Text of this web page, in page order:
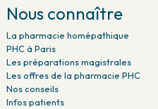
Nous connaître
La pharmacie homépathique
PHC à Paris
Les préparations magistrales
Les offres de la pharmacie PHC
Nos conseils
Infos patients